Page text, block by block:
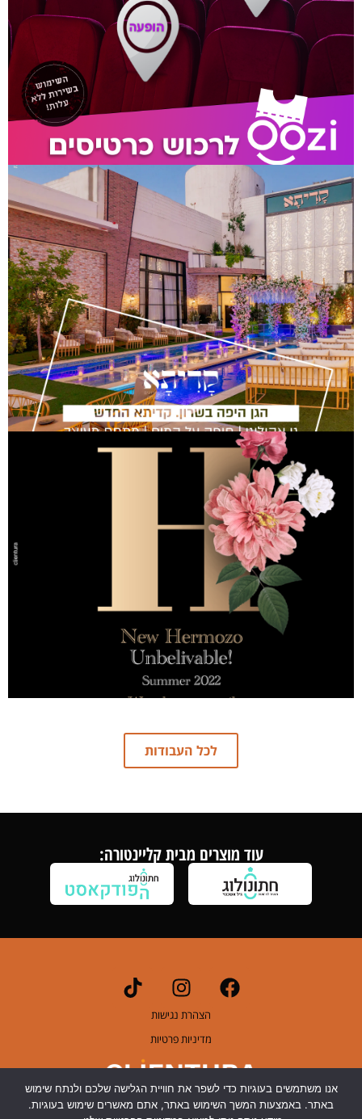
עוזי
גן אירועים בשרון קדיתא
גן אירועים הרמוזו
לכל העבודות
עוד מוצרים מבית קליינטורה:
הצהרת נגישות
מדיניות פרטיות
אנו משתמשים בעוגיות כדי לשפר את חוויית הגלישה שלכם ולנתח שימוש
באתר. באמצעות המשך השימוש באתר, אתם מאשרים שימוש בעוגיות.